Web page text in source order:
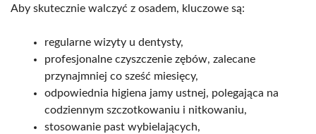
Aby skutecznie walczyć z osadem, kluczowe są:
regularne wizyty u dentysty,
profesjonalne czyszczenie zębów, zalecane
przynajmniej co sześć miesięcy,
odpowiednia higiena jamy ustnej, polegająca na
codziennym szczotkowaniu i nitkowaniu,
stosowanie past wybielających,